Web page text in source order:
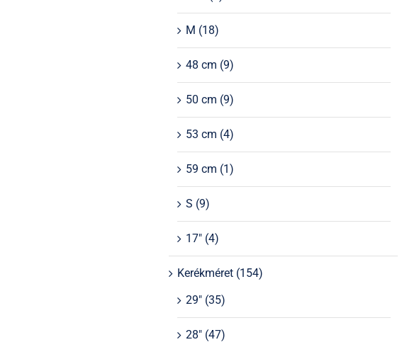
M (18)
48 cm (9)
50 cm (9)
53 cm (4)
59 cm (1)
S (9)
17" (4)
Kerékméret (154)
29" (35)
28" (47)